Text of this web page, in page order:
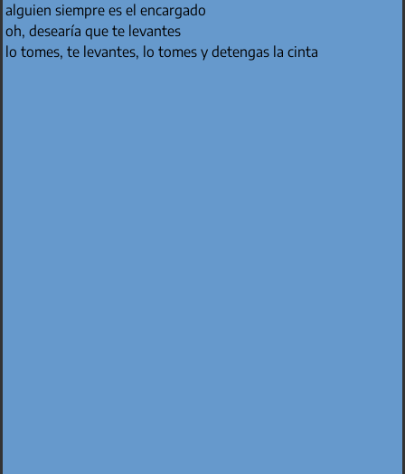
alguien siempre es el encargado
oh, desearía que te levantes
lo tomes, te levantes, lo tomes y detengas la cinta